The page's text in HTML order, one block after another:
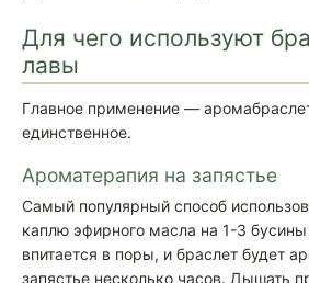
Для чего используют
лавы
Главное применение —
единственное.
Ароматерапия на запястье
Самый популярный способ
каплю эфирного масла на 1-3
впитается в поры, и браслет будет
запястье несколько часов. Дышать